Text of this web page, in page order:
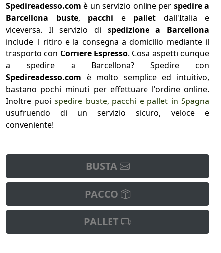
Spedireadesso.com è un servizio online per spedire a
Barcellona
buste, pacchi e pallet dall'Italia e
viceversa. Il servizio di spedizione a Barcellona
include il ritiro e la consegna a domicilio mediante il
trasporto con Corriere Espresso. Cosa aspetti dunque
a spedire a Barcellona? Spedire con
Spedireadesso.com è molto semplice ed intuitivo,
bastano pochi minuti per effettuare l'ordine online.
Inoltre puoi spedire buste, pacchi e pallet in Spagna
usufruendo di un servizio sicuro, veloce e
conveniente!
BUSTA
PACCO
PALLET